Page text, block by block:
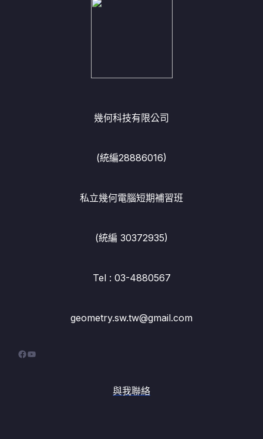
幾何科技有限公司
(統編28886016)
私立幾何電腦短期補習班
(統編 30372935)
Tel : 03-4880567
geometry.sw.tw@gmail.com
Facebook
與我聯絡